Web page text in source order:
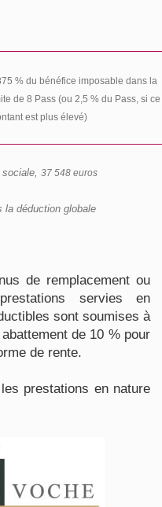
% du bénéfice imposable dans la
de 8 Pass (ou 2,5 % du Pass, si ce
est plus élevé)
37 548 euros
la déduction globale
de remplacement ou
servies en
sont soumises à
de 10 % pour
de rente.
prestations en nature